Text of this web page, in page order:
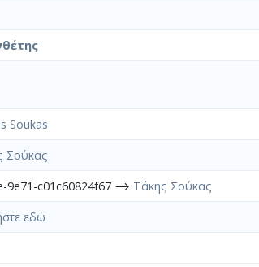
Soukas
Σούκας
9e71-c01c60824f67 ⟶ Τάκης Σούκας
εδώ